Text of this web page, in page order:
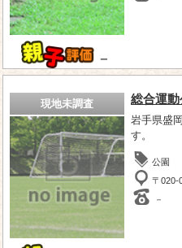
－
現地未調査 総合運動
岩手県盛
す。
公園
〒020-
－